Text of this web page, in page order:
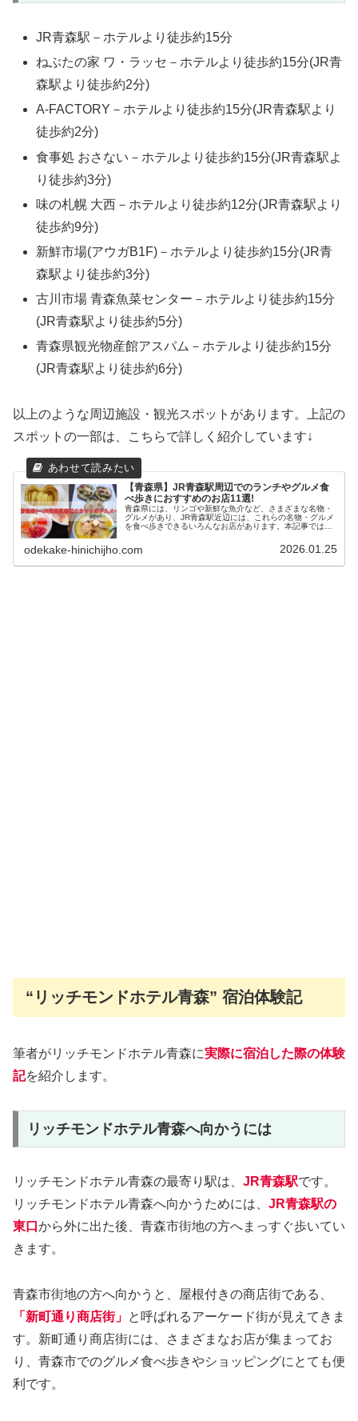
JR青森駅－ホテルより徒歩約15分
ねぶたの家 ワ・ラッセ－ホテルより徒歩約15分(JR青
森駅より徒歩約2分)
A-FACTORY－ホテルより徒歩約15分(JR青森駅より
徒歩約2分)
食事処 おさない－ホテルより徒歩約15分(JR青森駅よ
り徒歩約3分)
味の札幌 大西－ホテルより徒歩約12分(JR青森駅より
徒歩約9分)
新鮮市場(アウガB1F)－ホテルより徒歩約15分(JR青
森駅より徒歩約3分)
古川市場 青森魚菜センター－ホテルより徒歩約15分
(JR青森駅より徒歩約5分)
青森県観光物産館アスパム－ホテルより徒歩約15分
(JR青森駅より徒歩約6分)
以上のような周辺施設・観光スポットがあります。上記の
スポットの一部は、こちらで詳しく紹介しています↓
【青森県】JR青森駅周辺でのランチやグルメ食
べ歩きにおすすめのお店11選!
青森県には、リンゴや新鮮な魚介など、さまざまな名物・
グルメがあり、JR青森駅近辺には、これらの名物・グルメ
を食べ歩きできるいろんなお店があります。本記事では、
odekake-hinichijho.com 2026.01.25
“リッチモンドホテル青森” 宿泊体験記
筆者がリッチモンドホテル青森に実際に宿泊した際の体験
記を紹介します。
リッチモンドホテル青森へ向かうには
リッチモンドホテル青森の最寄り駅は、 JR青森駅です。
リッチモンドホテル青森へ向かうためには、 JR青森駅の
東口 から外に出た後、青森市街地の方へまっすぐ歩いてい
きます。
青森市街地の方へ向かうと、屋根付きの商店街である、
「新町通り商店街」 と呼ばれるアーケード街が見えてきま
す。新町通り商店街には、さまざまなお店が集まってお
り、青森市でのグルメ食べ歩きやショッピングにとても便
利です。